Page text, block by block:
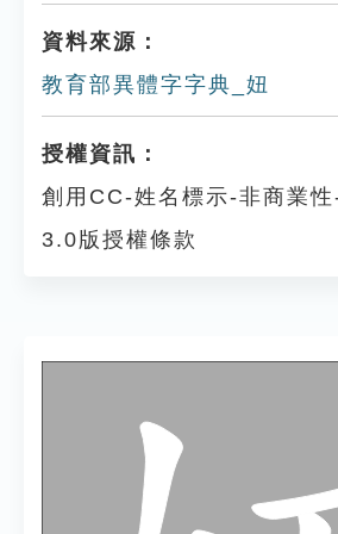
資料來源：
教育部異體字字典_妞
授權資訊：
創用CC-姓名標示-非商業
3.0版授權條款